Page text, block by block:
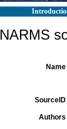
NARMS
Name
SourceID
Authors